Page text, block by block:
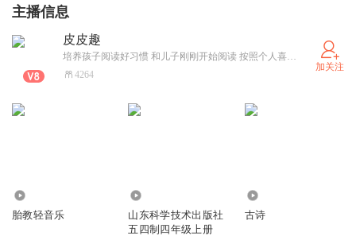
主播信息
皮皮趣
培养孩子阅读好习惯 和儿子刚刚开始阅读 按照个人喜好录制 声音不是太规范 还请各位听官莫批 谢谢
4264
加关注
胎教轻音乐
山东科学技术出版社
五四制四年级上册
古诗